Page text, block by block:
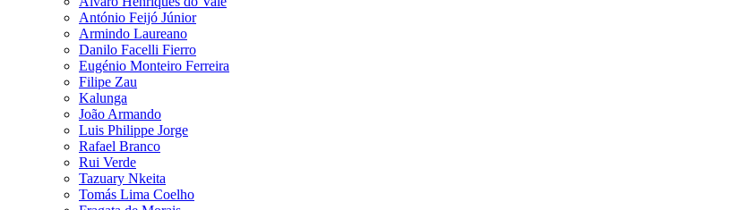
António Feijó Júnior
Armindo Laureano
Danilo Facelli Fierro
Eugénio Monteiro Ferreira
Filipe Zau
Kalunga
João Armando
Luis Philippe Jorge
Rafael Branco
Rui Verde
Tazuary Nkeita
Tomás Lima Coelho